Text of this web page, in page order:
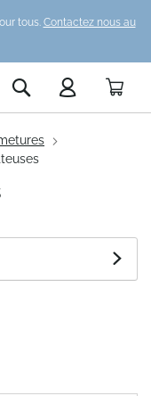
tous. Contactez nous au
Rechercher